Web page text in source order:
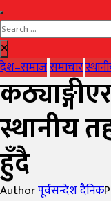
देश–समाजसमाचार
स्थानीय
हुँदै
Authorपूर्वसन्देश दैनिक